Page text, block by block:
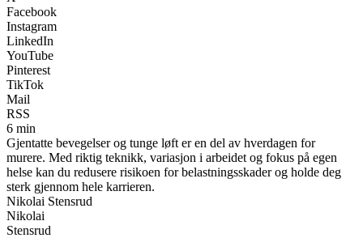
Facebook
Instagram
LinkedIn
YouTube
Pinterest
TikTok
Mail
RSS
6 min
Gjentatte bevegelser og tunge løft er en del av hverdagen for
murere. Med riktig teknikk, variasjon i arbeidet og fokus på egen
helse kan du redusere risikoen for belastningsskader og holde deg
sterk gjennom hele karrieren.
Nikolai Stensrud
Nikolai
Stensrud